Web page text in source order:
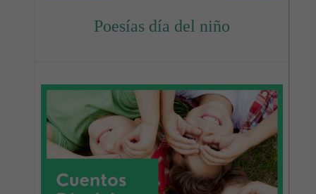
Poesías día del niño